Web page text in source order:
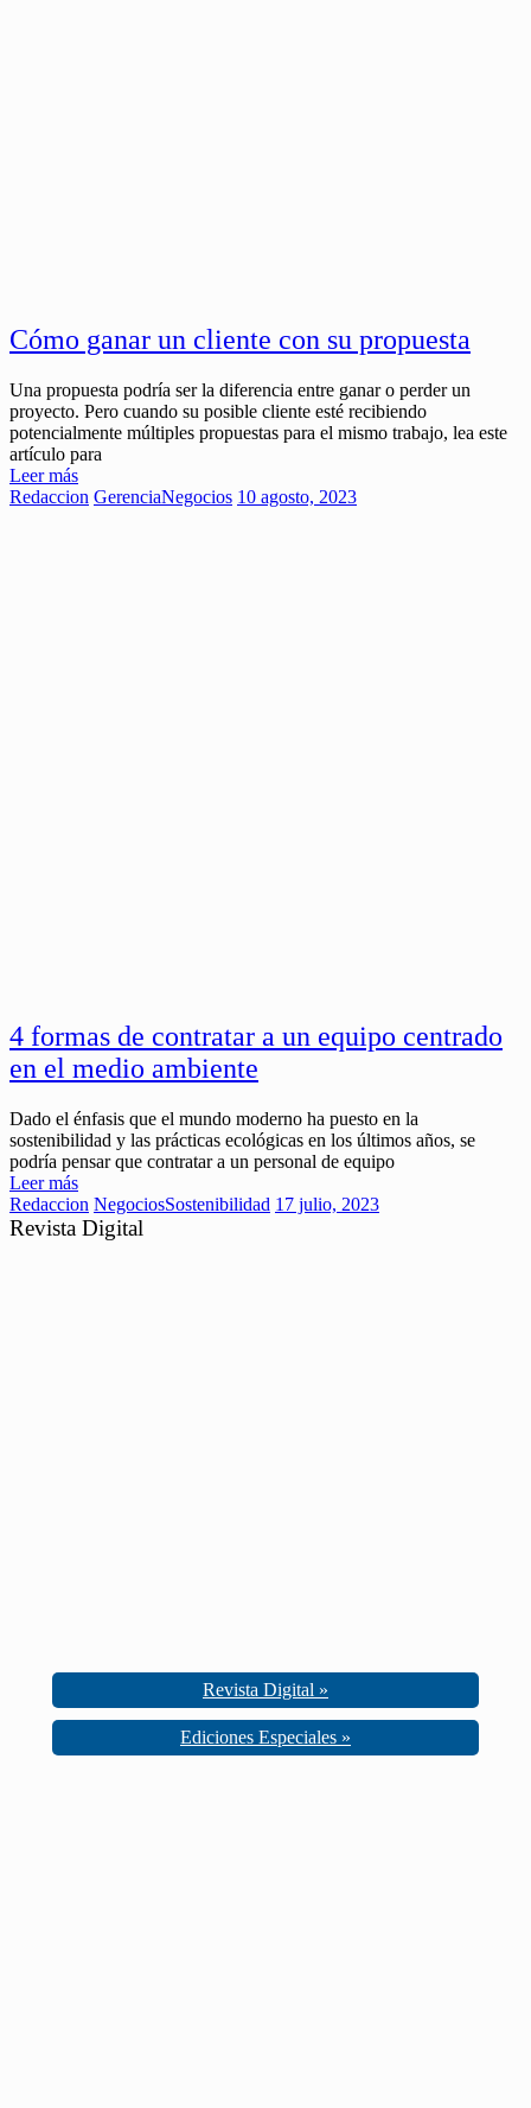
Cómo ganar un cliente con su propuesta
Una propuesta podría ser la diferencia entre ganar o perder un
proyecto. Pero cuando su posible cliente esté recibiendo
potencialmente múltiples propuestas para el mismo trabajo, lea este
artículo para
Leer más
Redaccion GerenciaNegocios 10 agosto, 2023
4 formas de contratar a un equipo centrado
en el medio ambiente
Dado el énfasis que el mundo moderno ha puesto en la
sostenibilidad y las prácticas ecológicas en los últimos años, se
podría pensar que contratar a un personal de equipo
Leer más
Redaccion NegociosSostenibilidad 17 julio, 2023
Revista Digital
Revista Digital »
Ediciones Especiales »